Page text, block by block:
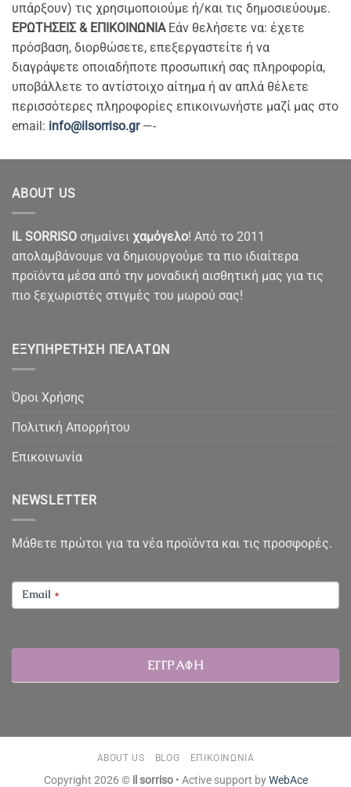
υπάρξουν) τις χρησιμοποιούμε ή/και τις δημοσιεύουμε.
ΕΡΩΤΗΣΕΙΣ & ΕΠΙΚΟΙΝΩΝΙΑΕάν θελήσετε να: έχετε
πρόσβαση, διορθώσετε, επεξεργαστείτε ή να
διαγράψετε οποιαδήποτε προσωπική σας πληροφορία,
υποβάλλετε το αντίστοιχο αίτημα ή αν απλά θέλετε
περισσότερες πληροφορίες επικοινωνήστε μαζί μας στο
email: info@ilsorriso.gr—-
ABOUT US
IL SORRISO σημαίνει χαμόγελο! Από το 2011
απολαμβάνουμε να δημιουργούμε τα πιο ιδιαίτερα
προϊόντα μέσα από την μοναδική αισθητική μας για τις
πιο ξεχωριστές στιγμές του μωρού σας!
ΕΞΥΠΗΡΈΤΗΣΗ ΠΕΛΑΤΏΝ
Όροι Χρήσης
Πολιτική Απορρήτου
Επικοινωνία
NEWSLETTER
Μάθετε πρώτοι για τα νέα προϊόντα και τις προσφορές.
NEWSLETTER
Email *
ΕΓΓΡΑΦΗ
ABOUT US BLOG ΕΠΙΚΟΙΝΩΝΊΑ
Copyright 2026 © il sorriso• Active support byWebAce